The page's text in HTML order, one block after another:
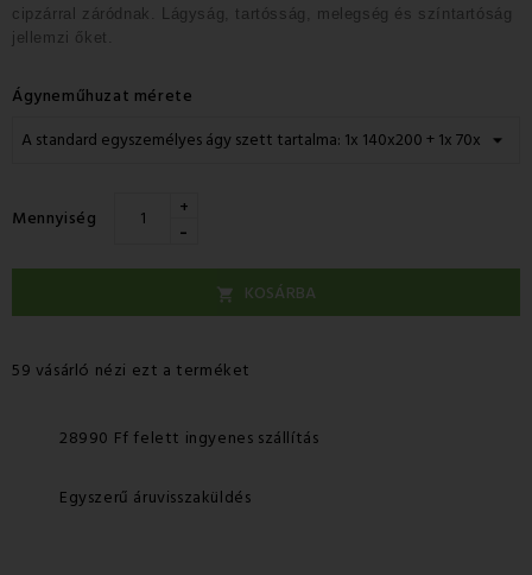
cipzárral záródnak. Lágyság, tartósság, melegség és színtartóság
jellemzi őket.
Ágyneműhuzat mérete
Mennyiség +
-
 KOSÁRBA
59 vásárló nézi ezt a terméket
28990 Ff felett ingyenes szállítás
Egyszerű áruvisszaküldés